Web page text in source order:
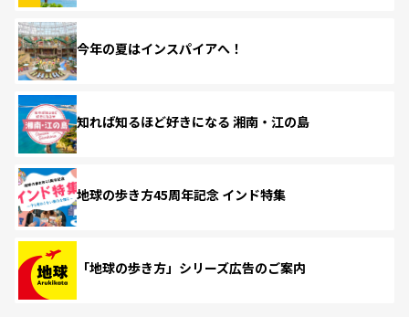
今年の夏はインスパイアへ！
知れば知るほど好きになる 湘南・江の島
地球の歩き方45周年記念 インド特集
「地球の歩き方」シリーズ広告のご案内